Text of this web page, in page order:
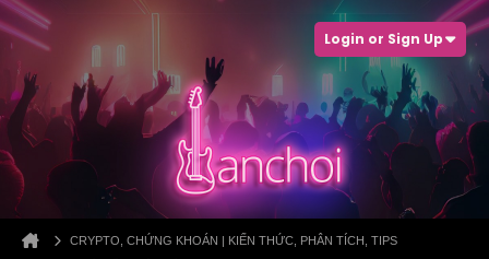
Login or Sign Up
CRYPTO, CHỨNG KHOÁN | KIẾN THỨC, PHÂN TÍCH, TIPS